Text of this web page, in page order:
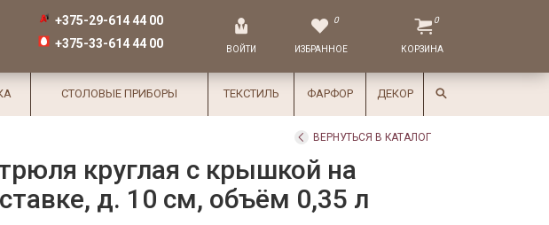
+375-29-614 44 00
+375-33-614 44 00
ВОЙТИ
0
ИЗБРАННОЕ
0
КОРЗИНА
СТОЛОВЫЕ ПРИБОРЫ ТЕКСТИЛЬ ФАРФОР ДЕКОР
ВЕРНУТЬСЯ В КАТАЛОГ
круглая с крышкой на
д. 10 см, объём 0,35 л